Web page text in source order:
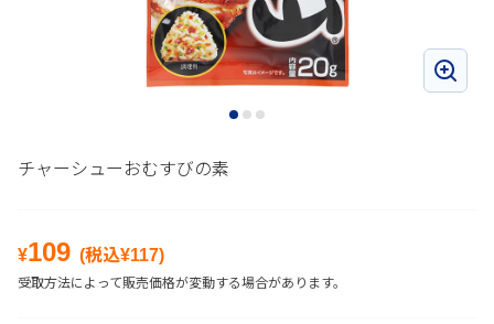
チャーシューおむすびの素
¥109 (税込¥117)
受取方法によって販売価格が変動する場合があります。